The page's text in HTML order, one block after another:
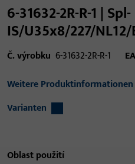
6-31632-2R-R-1 | Spl-
IS/U35x8/227/
Č. výrobku 6-31632-2R-R-1
Weitere Produktinformationen
Varianten
Oblast použití